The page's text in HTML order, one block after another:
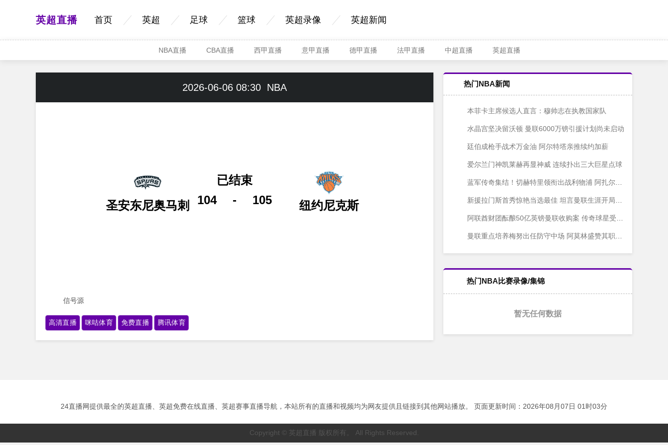
英超直播 首页 英超 足球 篮球 英超录像 英超新闻
NBA直播 CBA直播 西甲直播 意甲直播 德甲直播 法甲直播 中超直播 英超直播
2026-06-06 08:30 NBA
圣安东尼奥马刺 104 - 105
已结束
纽约尼克斯
信号源
高清直播 咪咕体育 免费直播 腾讯体育
热门NBA新闻
本菲卡主席候选人直言：穆帅志在执教国家队
水晶宫坚决留沃顿 曼联6000万镑引援计划尚未启动
廷伯成枪手战术万金油 阿尔特塔亲推续约加薪
爱尔兰门神凯莱赫再显神威 连续扑出三大巨星点球
蓝军传奇集结！切赫特里领衔出战利物浦 阿扎尔科斯塔强势回归
新援拉门斯首秀惊艳当选最佳 坦言曼联生涯开局顺利
阿联酋财团酝酿50亿英镑曼联收购案 传奇球星受邀加盟
曼联重点培养梅努出任防守中场 阿莫林盛赞其职业态度
热门NBA比赛录像/集锦
暂无任何数据
24直播网提供最全的英超直播、英超免费在线直播、英超赛事直播导航，本站所有的直播和视频均为网友提供且链接到其他网站播放。 页面更新时间：2026年08月07日 01时03分
Copyright © 英超直播 版权所有。 All Rights Reserved.